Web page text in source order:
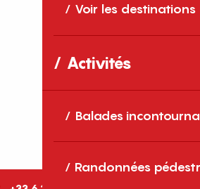
Voir les destinations
Activités
Balades
Randonnées